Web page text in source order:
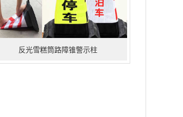
反光雪糕筒路障锥警示柱